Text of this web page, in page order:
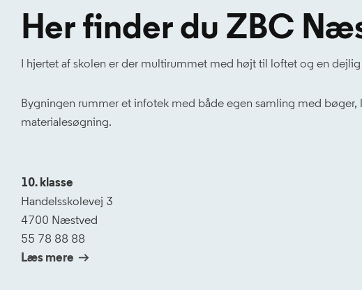
Her finder du ZBC
I hjertet af skolen er der multirummet med højt til loftet og en dejlig
Bygningen rummer et infotek med både egen samling med
materialesøgning.
10. klasse
Handelsskolevej 3
4700 Næstved
55 78 88 88
Læs mere